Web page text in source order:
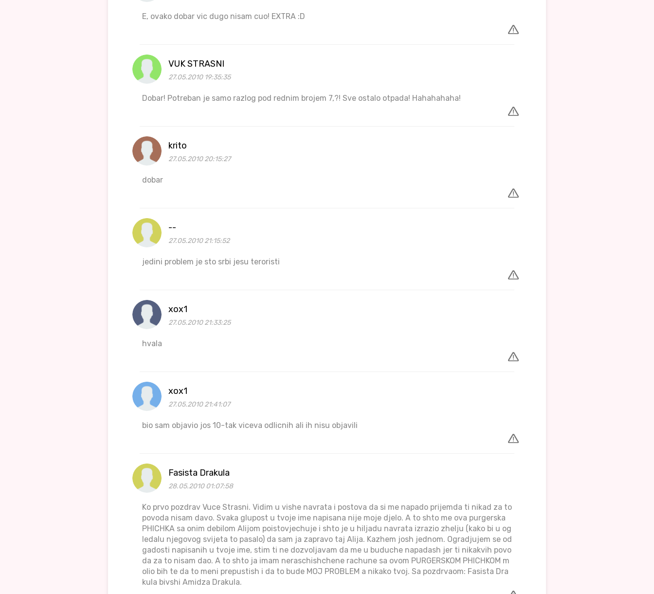
E, ovako dobar vic dugo nisam cuo! EXTRA :D
VUK STRASNI
27.05.2010 19:35:35
Dobar! Potreban je samo razlog pod rednim brojem 7,?! Sve ostalo otpada! Hahahahaha!
krito
27.05.2010 20:15:27
dobar
--
27.05.2010 21:15:52
jedini problem je sto srbi jesu teroristi
xox1
27.05.2010 21:33:25
hvala
xox1
27.05.2010 21:41:07
bio sam objavio jos 10-tak viceva odlicnih ali ih nisu objavili
Fasista Drakula
28.05.2010 01:07:58
Ko prvo pozdrav Vuce Strasni. Vidim u vishe navrata i postova da si me napado prijemda ti nikad za to
povoda nisam davo. Svaka glupost u tvoje ime napisana nije moje djelo. A to shto me ova purgerska
PHICHKA sa onim debilom Alijom poistovjechuje i shto je u hiljadu navrata izrazio zhelju (kako bi u og
ledalu njegovog svijeta to pasalo) da sam ja zapravo taj Alija. Kazhem josh jednom. Ogradjujem se od
gadosti napisanih u tvoje ime, stim ti ne dozvoljavam da me u buduche napadash jer ti nikakvih povo
da za to nisam dao. A to shto ja imam neraschishchene rachune sa ovom PURGERSKOM PHICHKOM m
olio bih te da to meni prepustish i da to bude MOJ PROBLEM a nikako tvoj. Sa pozdrvaom: Fasista Dra
kula bivshi Amidza Drakula.